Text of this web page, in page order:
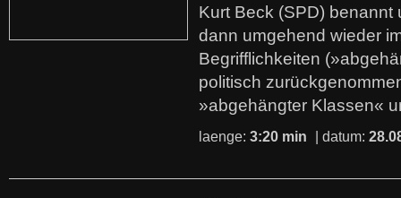
Kurt Beck (SPD)
dann umgehend wieder
Begrifflichkeiten
politisch
»abgehängter Klassen«
laenge: 3:20 min | datum: